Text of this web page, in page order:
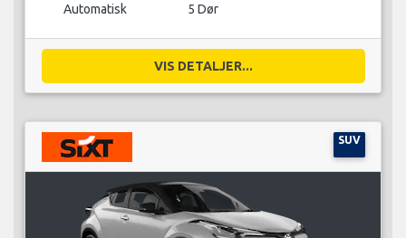
Automatisk 5 Dør
VIS DETALJER...
SUV